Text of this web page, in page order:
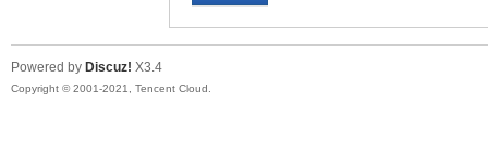
Powered by Discuz! X3.4
Copyright © 2001-2021, Tencent Cloud.